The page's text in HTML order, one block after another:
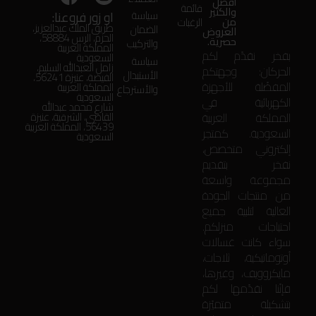
والكثير
من
العروض
حصرية.
بفخر نقدّم لكم
الحركان: وجهتكم
المفضّلة للأجهزة
الكهربائية في
المملكة العربية
السعودية. كمتجر
إلكتروني متخصص،
نفخر بتقديم
مجموعة واسعة
من منتجات الجودة
العالية لتلبية جميع
احتياجات منزلكم.
سواء كانت غسالات
أوتوماتيكية، ثلاجات،
مايكروويف، وغيرها،
فإنّنا نقدّمها لكم
بتشكيلة متميّزة
قائمة
الرغبات
سياسة
الضمان
والتركيب
سياسة
الأستبدال
والأسترجاع
او زور فروعنا:
طريق الملك عبدالعزيز،
الحزم، الرس 58884،
المملكة العربية
السعودية
زامل العبدالله السليم،
الفيضة، عنيزة 56241،
المملكة العربية
السعودية
شارع محمد عبدالله
القاضي، الشرقية، عنيزة
56439، المملكة العربية
السعودية